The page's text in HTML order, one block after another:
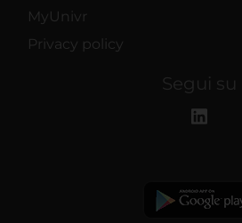
MyUnivr
Privacy policy
Segui su